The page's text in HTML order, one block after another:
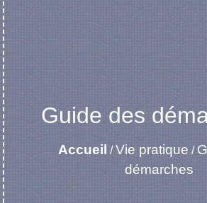
Guide des
Accueil /Vie pratique /
démarches